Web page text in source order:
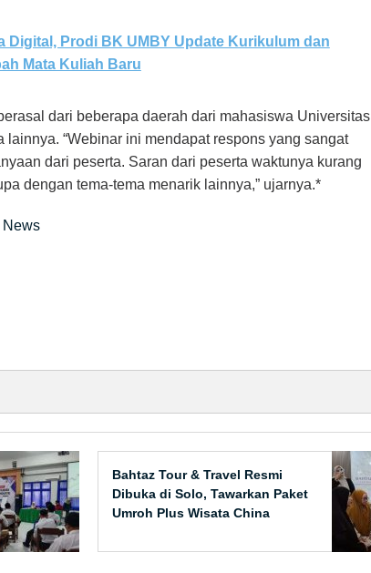
Digital, Prodi BK UMBY Update Kurikulum dan
Mata Kuliah Baru
dari beberapa daerah dari mahasiswa Universitas
“Webinar ini mendapat respons yang sangat
dari peserta. Saran dari peserta waktunya kurang
dengan tema-tema menarik lainnya,” ujarnya.*
News
Bahtaz Tour & Travel Resmi
Dibuka di Solo, Tawarkan Paket
Umroh Plus Wisata China